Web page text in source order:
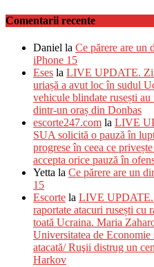
Comentarii recente
Daniel la Ce părere are un
iPhone 15
Eses la LIVE UPDATE.
uriașă a avut loc în sudul
vehicule blindate rusești
dintr-un oraș din Donbas
escorte247.com la LIVE
SUA solicită o pauză în
progrese în ceea ce
accepta orice pauză în
Yetta la Ce părere are un
15
Escorte la LIVE UPDATE.
raportate atacuri rusești cu
toată Ucraina. Maria
Universitatea de
atacată/ Ruşii distrug un
Harkov